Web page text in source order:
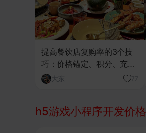
提高餐饮店复购率的3个技
巧：价格锚定、积分、充值
券 大东 77
h5游戏小程序开发价格